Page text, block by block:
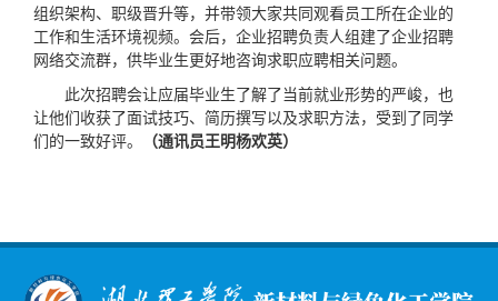
组织架构、职级晋升等，并带领大家共同观看员工所在企业的
工作和生活环境视频。会后，企业招聘负责人组建了企业招聘
网络交流群，供毕业生更好地咨询求职应聘相关问题。
此次招聘会让应届毕业生了解了当前就业形势的严峻，也
让他们收获了面试技巧、简历撰写以及求职方法，受到了同学
们的一致好评。
（通讯员王明杨欢英）